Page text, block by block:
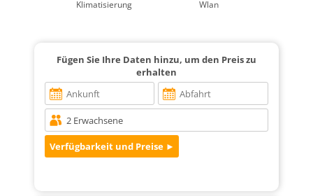
Klimatisierung Wlan
Fügen Sie Ihre Daten hinzu, um den Preis zu
erhalten